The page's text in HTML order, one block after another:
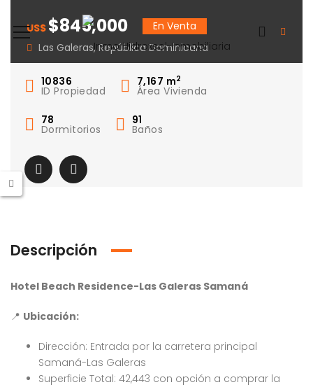
– Las Galeras
US$ $845,000
En Venta
Las Galeras, República Dominicana
10836
ID Propiedad
7,167 m2
Área Vivienda
78
Dormitorios
91
Baños
Descripción
Hotel Beach Residence-Las Galeras Samaná
📍 Ubicación:
Dirección: Entrada por la carretera principal
Samaná-Las Galeras
Superficie Total: 42,443 con opción a comprar la